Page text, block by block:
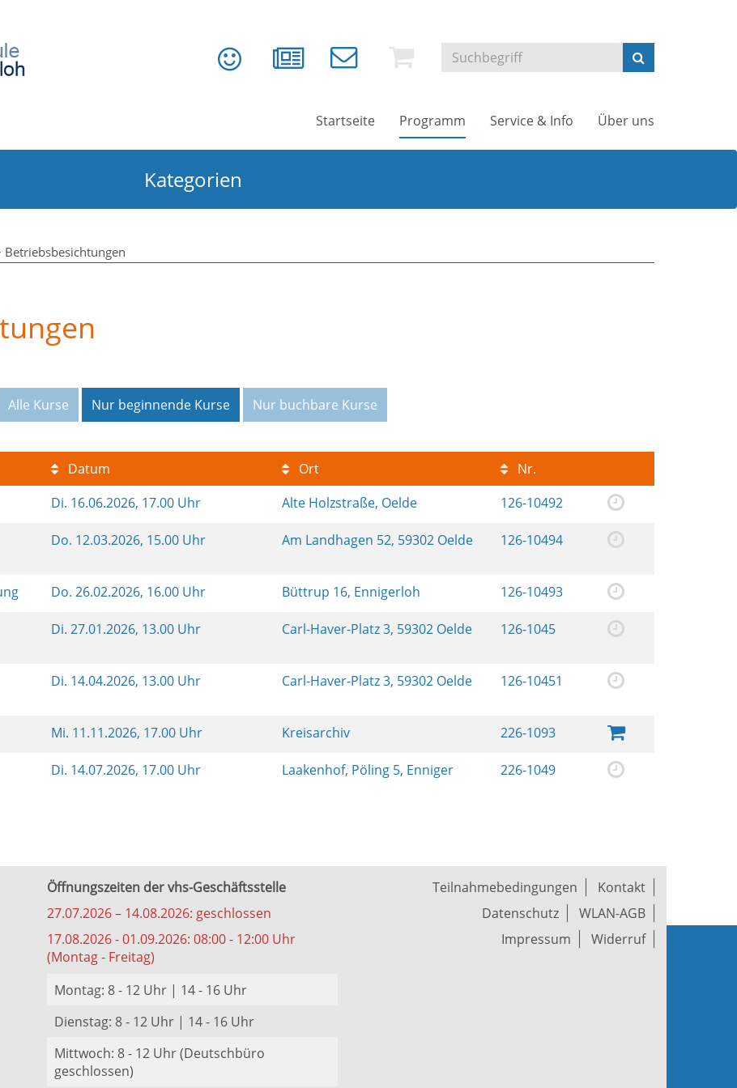
Startseite Programm Service & Info Über uns
Kategorien
Betriebsbesichtungen
Alle Kurse Nur beginnende Kurse Nur buchbare Kurse
Datum Ort
Nr.
Di. 16.06.2026, 17.00 Uhr Alte Holzstraße, Oelde 126-10492
Do. 12.03.2026, 15.00 Uhr Am Landhagen 52, 59302 Oelde 126-10494
Do. 26.02.2026, 16.00 Uhr Büttrup 16, Ennigerloh 126-10493
Di. 27.01.2026, 13.00 Uhr Carl-Haver-Platz 3, 59302 Oelde 126-1045
Di. 14.04.2026, 13.00 Uhr Carl-Haver-Platz 3, 59302 Oelde 126-10451
Mi. 11.11.2026, 17.00 Uhr Kreisarchiv 226-1093
Di. 14.07.2026, 17.00 Uhr Laakenhof, Pöling 5, Enniger 226-1049
Öffnungszeiten der vhs-Geschäftsstelle
27.07.2026 – 14.08.2026: geschlossen
17.08.2026 - 01.09.2026: 08:00 - 12:00 Uhr
(Montag - Freitag)
Montag: 8 - 12 Uhr | 14 - 16 Uhr
Dienstag: 8 - 12 Uhr | 14 - 16 Uhr
Mittwoch: 8 - 12 Uhr (Deutschbüro
geschlossen)
Teilnahmebedingungen
Kontakt
Datenschutz
WLAN-AGB
Impressum
Widerruf